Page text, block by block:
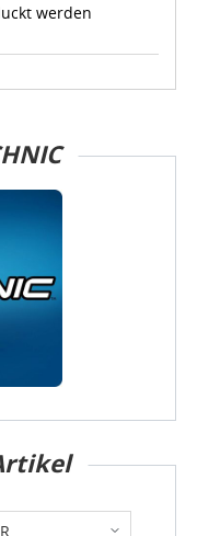
werden